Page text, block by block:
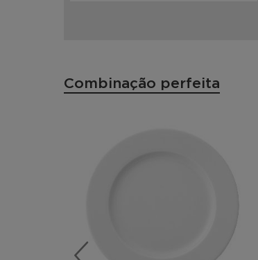
Combinação perfeita